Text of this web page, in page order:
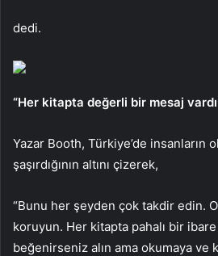
dedi.
“Her kitapta değerli bir mesaj
Yazar Booth, Türkiye’de insanların
şaşırdığının altını çizerek,
“Bunu her şeyden çok takdir edin.
koruyun. Her kitapta pahalı bir ibare
beğenirseniz alın ama okumaya